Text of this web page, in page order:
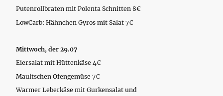
Putenrollbraten mit Polenta Schnitten 8€
LowCarb: Hähnchen Gyros mit Salat 7€
Mittwoch, der 29.07
Eiersalat mit Hüttenkäse 4€
Maultschen Ofengemüse 7€
Warmer Leberkäse mit Gurkensalat und